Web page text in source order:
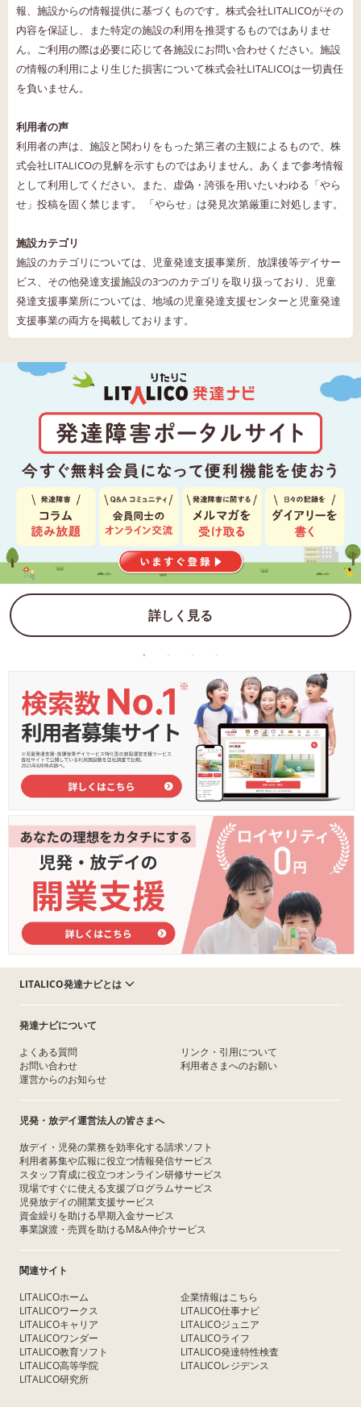
報、施設からの情報提供に基づくものです。株式会社LITALICOがその
内容を保証し、また特定の施設の利用を推奨するものではありませ
ん。ご利用の際は必要に応じて各施設にお問い合わせください。施設
の情報の利用により生じた損害について株式会社LITALICOは一切責任
を負いません。
利用者の声
利用者の声は、施設と関わりをもった第三者の主観によるもので、株
式会社LITALICOの見解を示すものではありません。あくまで参考情報
として利用してください。また、虚偽・誇張を用いたいわゆる「やら
せ」投稿を固く禁じます。 「やらせ」は発見次第厳重に対処します。
施設カテゴリ
施設のカテゴリについては、児童発達支援事業所、放課後等デイサー
ビス、その他発達支援施設の3つのカテゴリを取り扱っており、児童
発達支援事業所については、地域の児童発達支援センターと児童発達
支援事業の両方を掲載しております。
詳しく見る
LITALICO発達ナビとは
発達ナビについて
よくある質問
お問い合わせ
運営からのお知らせ
リンク・引用について
利用者さまへのお願い
児発・放デイ運営法人の皆さまへ
放デイ・児発の業務を効率化する請求ソフト
利用者募集や広報に役立つ情報発信サービス
スタッフ育成に役立つオンライン研修サービス
現場ですぐに使える支援プログラムサービス
児発放デイの開業支援サービス
資金繰りを助ける早期入金サービス
事業譲渡・売買を助けるM&A仲介サービス
関連サイト
LITALICOホーム
LITALICOワークス
LITALICOキャリア
LITALICOワンダー
LITALICO教育ソフト
LITALICO高等学院
LITALICO研究所
企業情報はこちら
LITALICO仕事ナビ
LITALICOジュニア
LITALICOライフ
LITALICO発達特性検査
LITALICOレジデンス